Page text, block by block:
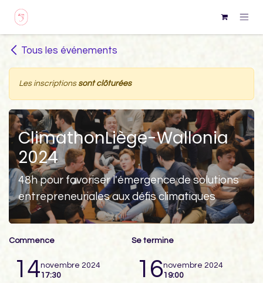
Se rendre au contenu
Tous les événements
Les inscriptions sont clôturées
ClimathonLiège-Wallonia
2024
48h pour favoriser l'émergence de solutions
entrepreneuriales aux défis climatiques
Commence
14novembre 2024
17:30
Se termine
16novembre 2024
19:00